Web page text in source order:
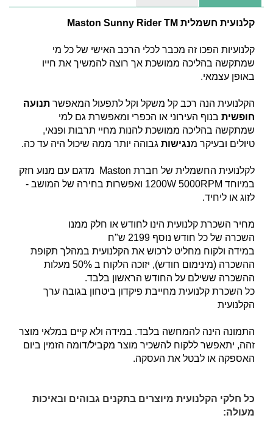
קלנועית חשמלית Maston Sunny Rider TM
קלנועיות הפכו זה מכבר לכלי הרכב האישי של כל מי
שמתקשה בהליכה ממושכת אך רוצה להמשיך את חייו
באופן עצמאי.
הקלנועית הנה רכב קל משקל וקל לתפעול המאפשר תנועה
חופשית בנוף העירוני או הכפרי ומאפשרת גם למי
שמתקשה בהליכה ממושכת להנות מחיי תרבות ופנאי,
טיולים ובעיקר מנגישות גבוהה יותר ממה שיכול היה עד כה.
לקלנועית החשמלית של חברת Maston מדגם עם מנוע חזק
במיוחד 1200W 5000RPM ואפשרות בחירה של המושב -
לזוג או ליחיד.
מחיר השכרת קלנועית הינו לחודש או חלק ממנו
השכרה של כל חודש נוסף 2199 ש"ח
במידה ולקוח מחליט לרכוש את הקלנועית במהלך תקופת
ההשכרה (מינימום חודש), יזוכה הלקוח ב 50% מעלות
ההשכרה ששילם על החודש הראשון בלבד.
כל השכרת קלנועית מחייבת פיקדון ביטחון בגובה ערך
הקלנועית
התמונה הינה להמחשה בלבד. במידה ולא קיים במלאי מוצר
זהה, יתאפשר ללקוח להשכיר מוצר מקביל/דומה הזמין ביום
האספקה או לבטל את העסקה.
כל חלקי הקלנועית מיוצרים בתקנים גבוהים ובאיכות
מעולה: